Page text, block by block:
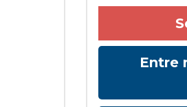
Entre